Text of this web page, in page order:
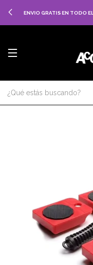
ENVIO GRATIS EN TODO